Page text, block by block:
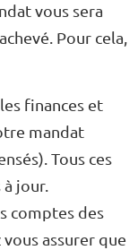
vous sera
Pour cela,
finances et
mandat
Tous ces
jour.
comptes des
assurer que